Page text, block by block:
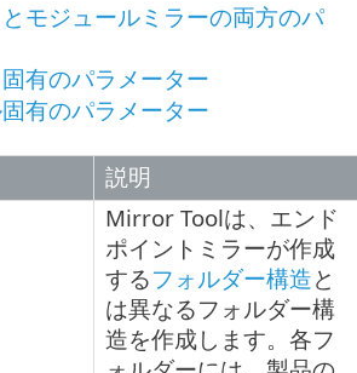
モジュールミラーの両方のパ
有のパラメーター
有のパラメーター
説明
Mirror Toolは、エンド
ポイントミラーが作成
するフォルダー構造と
は異なるフォルダー構
造を作成します。各フ